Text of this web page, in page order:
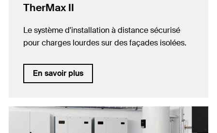
TherMax II
Le système d'installation à distance sécurisé
pour charges lourdes sur des façades isolées.
En savoir plus